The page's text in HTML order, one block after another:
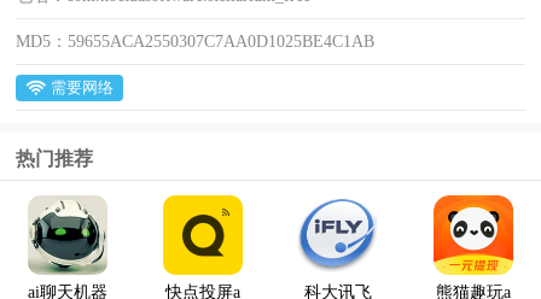
MD5： 59655ACA2550307C7AA0D1025BE4C1AB
需要网络
热门推荐
ai聊天机器
快点投屏a
科大讯飞
熊猫趣玩a